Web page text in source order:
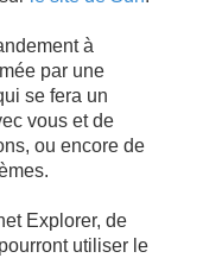
à
par une
se fera un
vous et de
ou encore de
Explorer, de
utiliser le